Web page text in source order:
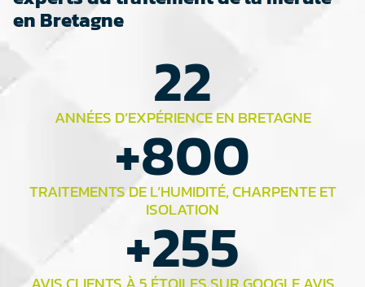
en Bretagne
ANNÉES D’EXPÉRIENCE EN BRETAGNE
22
TRAITEMENTS DE L’HUMIDITÉ, CHARPENTE ET
ISOLATION
+800
+255